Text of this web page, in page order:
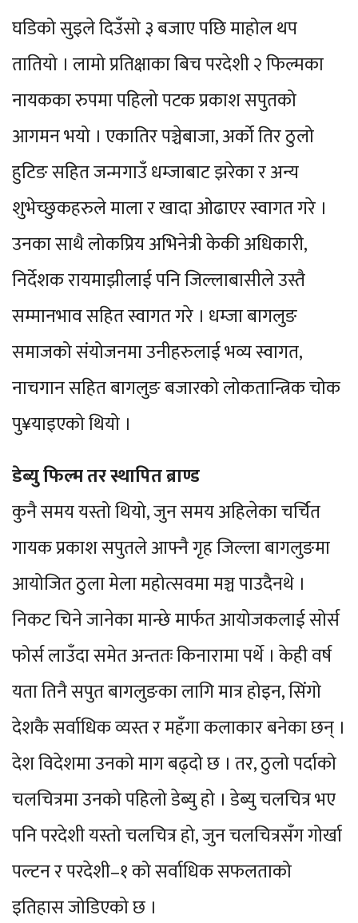
घडिको सुइले दिउँसो ३ बजाए पछि माहोल थप
तातियो । लामो प्रतिक्षाका बिच परदेशी २ फिल्मका
नायकका रुपमा पहिलो पटक प्रकाश सपुतको
आगमन भयो । एकातिर पञ्चेबाजा, अर्को तिर ठुलो
हुटिङ सहित जन्मगाउँ धम्जाबाट झरेका र अन्य
शुभेच्छुकहरुले माला र खादा ओढाएर स्वागत गरे ।
उनका साथै लोकप्रिय अभिनेत्री केकी अधिकारी,
निर्देशक रायमाझीलाई पनि जिल्लाबासीले उस्तै
सम्मानभाव सहित स्वागत गरे । धम्जा बागलुङ
समाजको संयोजनमा उनीहरुलाई भव्य स्वागत,
नाचगान सहित बागलुङ बजारको लोकतान्त्रिक चोक
पु¥याइएको थियो ।
डेब्यु फिल्म तर स्थापित ब्राण्ड
कुनै समय यस्तो थियो, जुन समय अहिलेका चर्चित
गायक प्रकाश सपुतले आफ्नै गृह जिल्ला बागलुङमा
आयोजित ठुला मेला महोत्सवमा मञ्च पाउदैनथे ।
निकट चिने जानेका मान्छे मार्फत आयोजकलाई सोर्स
फोर्स लाउँदा समेत अन्ततः किनारामा पर्थे । केही वर्ष
यता तिनै सपुत बागलुङका लागि मात्र होइन, सिंगो
देशकै सर्वाधिक व्यस्त र महँगा कलाकार बनेका छन् ।
देश विदेशमा उनको माग बढ्दो छ । तर, ठुलो पर्दाको
चलचित्रमा उनको पहिलो डेब्यु हो । डेब्यु चलचित्र भए
पनि परदेशी यस्तो चलचित्र हो, जुन चलचित्रसँग गोर्खा
पल्टन र परदेशी–१ को सर्वाधिक सफलताको
इतिहास जोडिएको छ ।